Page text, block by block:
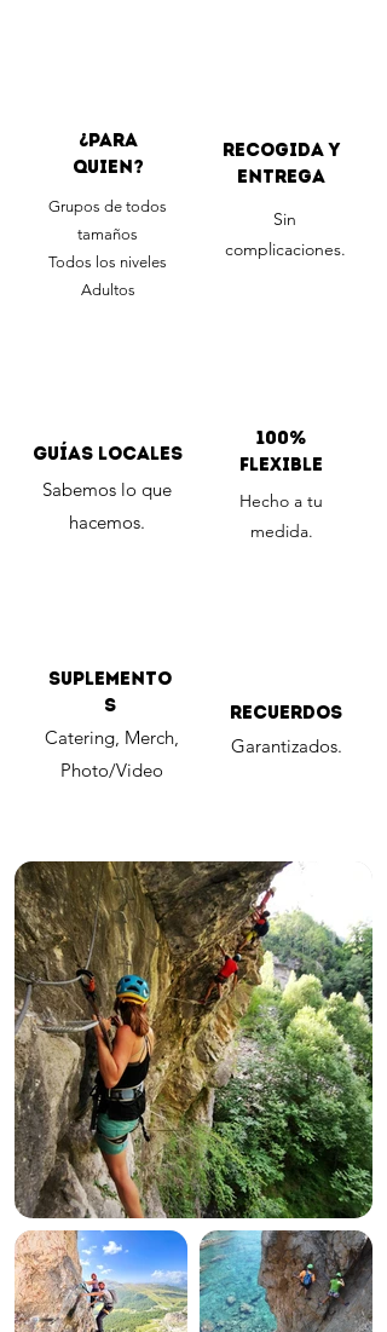
¿Para
quien?
Grupos de todos
tamaños
Todos los niveles
Adultos
Recogida y
entrega
Sin
complicaciones.
Guías locales
Sabemos lo que
hacemos.
100%
Flexible
Hecho a tu
medida.
Suplemento
s
Catering, Merch,
Photo/Video
Recuerdos
Garantizados.